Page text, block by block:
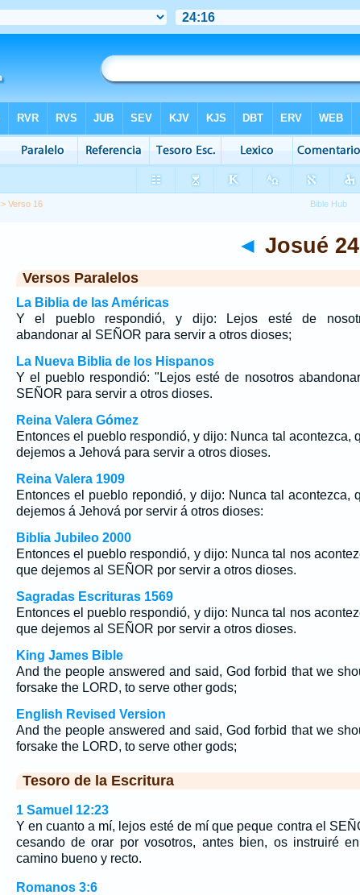
> Verso 16
◄ Josué
Versos Paralelos
La Biblia de las Américas
Y el pueblo respondió, y dijo: Lejos esté de
abandonar al SEÑOR para servir a otros dioses;
La Nueva Biblia de los Hispanos
Y el pueblo respondió: "Lejos esté de nosotros
SEÑOR para servir a otros dioses.
Reina Valera Gómez
Entonces el pueblo respondió, y dijo: Nunca tal acontezca,
dejemos a Jehová para servir a otros dioses.
Reina Valera 1909
Entonces el pueblo repondió, y dijo: Nunca tal acontezca,
dejemos á Jehová por servir á otros dioses:
Biblia Jubileo 2000
Entonces el pueblo respondió, y dijo: Nunca tal nos
que dejemos al SEÑOR por servir a otros dioses.
Sagradas Escrituras 1569
Entonces el pueblo respondió, y dijo: Nunca tal nos
que dejemos al SEÑOR por servir a otros dioses.
King James Bible
And the people answered and said, God forbid that we
forsake the LORD, to serve other gods;
English Revised Version
And the people answered and said, God forbid that we
forsake the LORD, to serve other gods;
Tesoro de la Escritura
1 Samuel 12:23
Y en cuanto a mí, lejos esté de mí que peque contra el
cesando de orar por vosotros, antes bien, os instruiré
camino bueno y recto.
Romanos 3:6